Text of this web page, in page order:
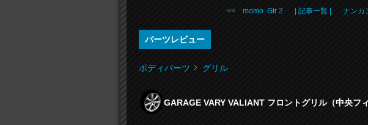
<< momo Gtr 2 | 記事一覧 | ナンカ
パーツレビュー
ボディパーツ グリル
GARAGE VARY VALIANT フロントグリル（中央フ